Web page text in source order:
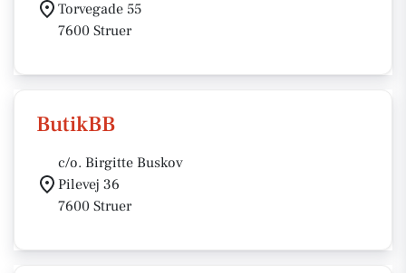
Torvegade 55
7600 Struer
ButikBB
c/o. Birgitte Buskov
Pilevej 36
7600 Struer